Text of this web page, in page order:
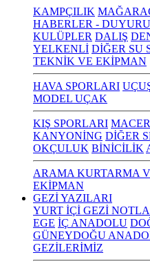
KAMPÇILIK
HABERLER -
KULÜPLER DALIŞ
YELKENLİ DİĞER SU
TEKNİK VE EKİPMAN
HAVA SPORLARI
MODEL UÇAK
KIŞ SPORLARI
KANYONİNG DİĞER
OKÇULUK BİNİCİLİK
ARAMA KURTARMA
EKİPMAN
GEZİ YAZILARI
YURT İÇİ GEZİ
EGE İÇ ANADOLU
GÜNEYDOĞU
GEZİLERİMİZ